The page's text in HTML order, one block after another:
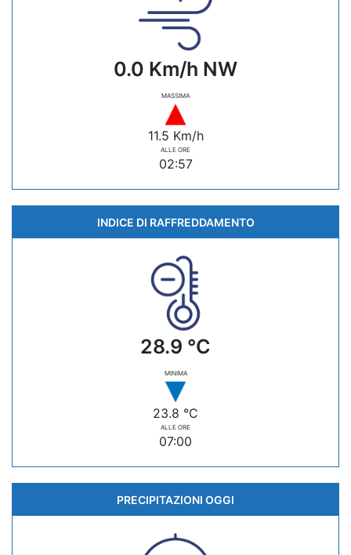
0.0 Km/h NW
MASSIMA
11.5 Km/h
ALLE ORE
02:57
INDICE DI RAFFREDDAMENTO
28.9 °C
MINIMA
23.8 °C
ALLE ORE
07:00
PRECIPITAZIONI OGGI